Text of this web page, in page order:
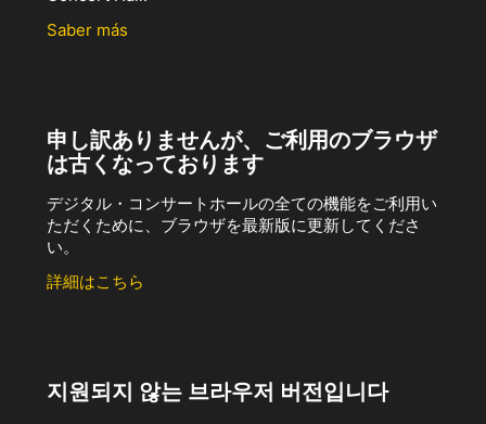
Saber más
申し訳ありませんが、ご利用のブラウザ
は古くなっております
デジタル・コンサートホールの全ての機能をご利用い
ただくために、ブラウザを最新版に更新してくださ
い。
詳細はこちら
지원되지 않는 브라우저 버전입니다